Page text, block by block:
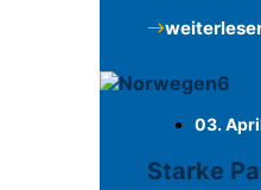
03.
Starke